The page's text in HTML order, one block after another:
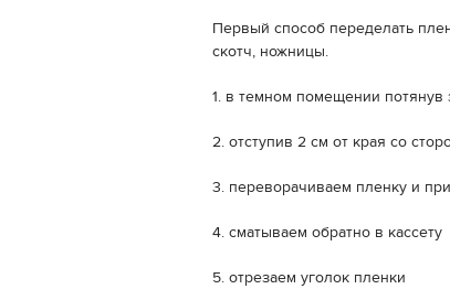
Первый способ переделать
скотч, ножницы.
1. в темном помещении потянув
2. отступив 2 см от края со
3. переворачиваем пленку и
4. сматываем обратно в кассету
5. отрезаем уголок пленки